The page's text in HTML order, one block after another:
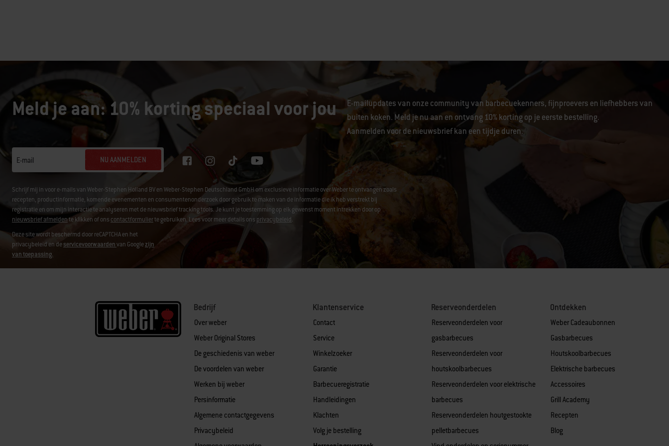
Meld je aan: 10% korting speciaal voor jou
E-mailupdates van onze community van barbecuekenners, fijnproevers en liefhebbers van
buiten koken. Meld je nu aan en ontvang 10% korting op je eerste bestelling.
Aanmelden voor de nieuwsbrief kan een tijdje duren.
E-mail NU AANMELDEN
Schrijf mij in voor e-mails van Weber-Stephen Holland BV en Weber-Stephen Deutschland GmbH om exclusieve informatie over Weber te ontvangen zoals
recepten, productinformatie, komende evenementen en consumentenonderzoek door gebruik te maken van de informatie die ik heb verstrekt bij
registratie en om mijn interactie te analyseren met de nieuwsbrief tracking tools. Je kunt je toestemming op elk gewenst moment intrekken door op
nieuwsbrief afmeldente klikken of ons contactformulierte gebruiken. Lees voor meer details ons privacybeleid.
Deze site wordt beschermd door reCAPTCHA en het
privacybeleid en deservicevoorwaardenvan Googlezijn
van toepassing.
Bedrijf
Over weber
Weber Original Stores
De geschiedenis van weber
De voordelen van weber
Werken bij weber
Persinformatie
Algemene contactgegevens
Privacybeleid
Klantenservice
Contact
Service
Winkelzoeker
Garantie
Barbecueregistratie
Handleidingen
Klachten
Volg je bestelling
Reserveonderdelen
Reserveonderdelen voor
gasbarbecues
Reserveonderdelen voor
houtskoolbarbecues
Reserveonderdelen voor elektrische
barbecues
Reserveonderdelen houtgestookte
pelletbarbecues
Ontdekken
Weber Cadeaubonnen
Gasbarbecues
Houtskoolbarbecues
Elektrische barbecues
Accessoires
Grill Academy
Recepten
Blog